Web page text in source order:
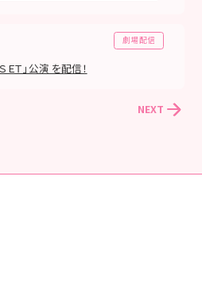
劇場配信
ＥＴ」公演 を配信！
NEXT